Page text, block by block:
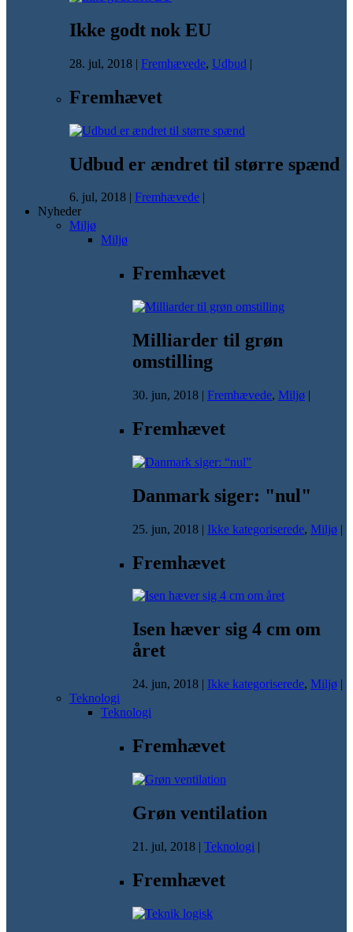
Ikke godt nok EU
28. jul, 2018 | Fremhævede, Udbud |
Fremhævet
Udbud er ændret til større spænd
6. jul, 2018 | Fremhævede |
Nyheder
Miljø
Miljø
Fremhævet
Milliarder til grøn
omstilling
30. jun, 2018 | Fremhævede, Miljø |
Fremhævet
Danmark siger: "nul"
25. jun, 2018 | Ikke kategoriserede, Miljø |
Fremhævet
Isen hæver sig 4 cm om
året
24. jun, 2018 | Ikke kategoriserede, Miljø |
Teknologi
Teknologi
Fremhævet
Grøn ventilation
21. jul, 2018 | Teknologi |
Fremhævet